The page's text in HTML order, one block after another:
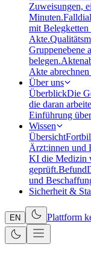
Zuweisungen,
Minuten.
mit Belegketten
Akte.
Gruppenebene
belegen.
Akte
Über uns
ÜberblickDie
die daran
Einführung
Wissen
Übersicht
Ärzt:innen und
KI die Medizin
geprüft.Befund
und
Sicherheit &
EN Plattform